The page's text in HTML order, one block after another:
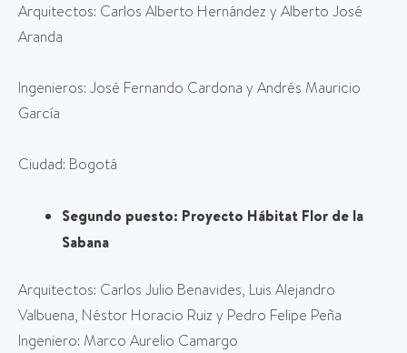
Arquitectos: Carlos Alberto Hernández y Alberto José
Aranda
Ingenieros: José Fernando Cardona y Andrés Mauricio
García
Ciudad: Bogotá
Segundo puesto: Proyecto Hábitat Flor de la
Sabana
Arquitectos: Carlos Julio Benavides, Luis Alejandro
Valbuena, Néstor Horacio Ruiz y Pedro Felipe Peña
Ingeniero: Marco Aurelio Camargo